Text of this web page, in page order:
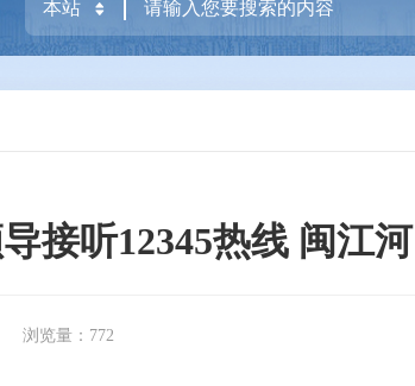
接听12345热线 闽江
浏览量：772